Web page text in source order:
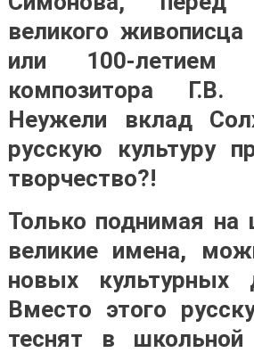
великого
или 100-летием
композитора Г.В.
Неужели вклад
русскую культуру
творчество?!
Только поднимая на
великие имена,
новых культурных
Вместо этого
теснят в школьной